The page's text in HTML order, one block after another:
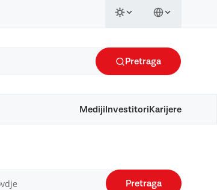
Pretraga
Mediji Investitori Karijere
Pretraga